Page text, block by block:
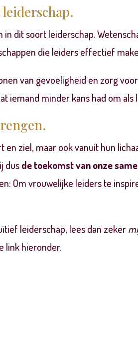
in dit soort leiderschap.
die leiders effectief
van gevoeligheid en zorg
iemand minder kans had om als
ziel, maar ook vanuit hun
dusde toekomst van onze
Om vrouwelijke leiders te
leiderschap, lees dan zeker
link hieronder.